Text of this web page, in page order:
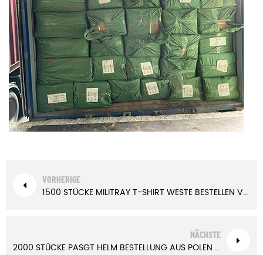
VORHERIGE
1500 STÜCKE MILITRAY T-SHIRT WESTE BESTELLEN VON FIJI-INSELN | Xinxingarmy.com
NÄCHSTE
2000 STÜCKE PASGT HELM BESTELLUNG AUS POLEN | xinxingarmy.com